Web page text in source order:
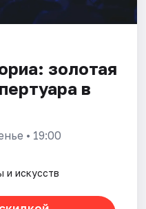
золотая
в
• 19:00
и искусств